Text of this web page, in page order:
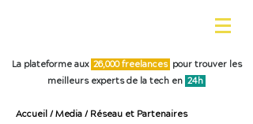
La plateforme aux 26,000 freelances pour trouver les
meilleurs experts de la tech en 24h
Accueil / Media / Réseau et Partenaires